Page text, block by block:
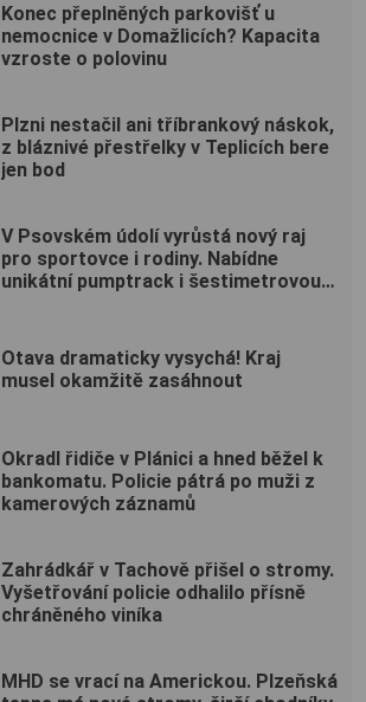
Konec přeplněných parkovišť u
nemocnice v Domažlicích? Kapacita
vzroste o polovinu
Plzni nestačil ani tříbrankový náskok,
z bláznivé přestřelky v Teplicích bere
jen bod
V Psovském údolí vyrůstá nový raj
pro sportovce i rodiny. Nabídne
unikátní pumptrack i šestimetrovou
Otava dramaticky vysychá! Kraj
musel okamžitě zasáhnout
Okradl řidiče v Plánici a hned běžel k
bankomatu. Policie pátrá po muži z
kamerových záznamů
Zahrádkář v Tachově přišel o stromy.
Vyšetřování policie odhalilo přísně
chráněného viníka
MHD se vrací na Americkou. Plzeňská